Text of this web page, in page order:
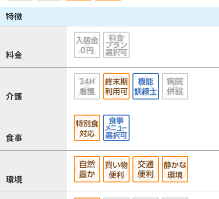
特徴
料金
介護
食事
環境